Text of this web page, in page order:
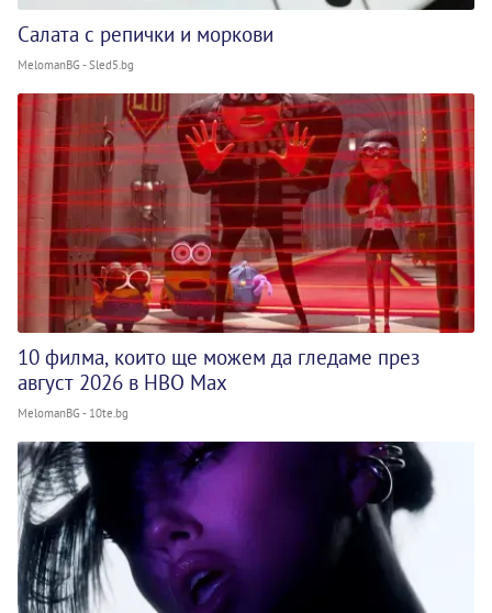
Салата с репички и моркови
MelomanBG - Sled5.bg
10 филма, които ще можем да гледаме през
август 2026 в HBO Max
MelomanBG - 10te.bg